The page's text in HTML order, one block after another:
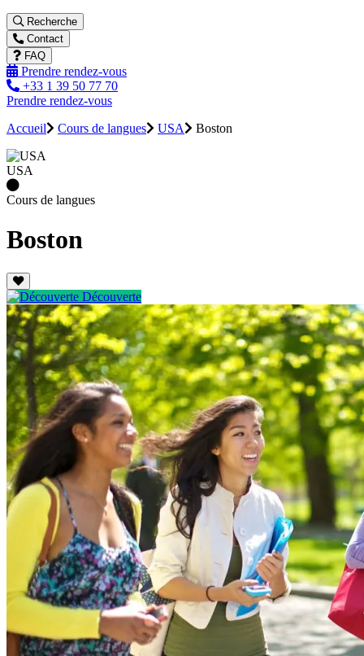
Recherche
Contact
FAQ
Prendre rendez-vous
+33 1 39 50 77 70
Prendre rendez-vous
Accueil
Cours de langues USA Boston
USA
Cours de langues
Boston
Découverte